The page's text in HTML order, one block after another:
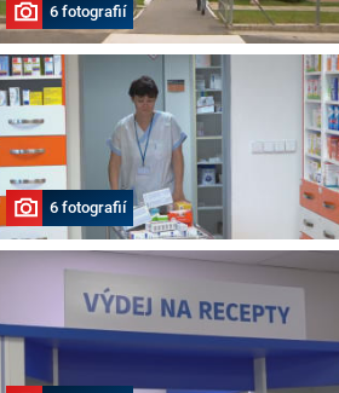
6 fotografií
6 fotografií